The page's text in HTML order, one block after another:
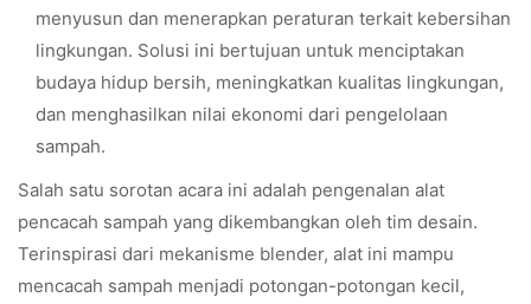
menyusun dan menerapkan peraturan terkait kebersihan
lingkungan. Solusi ini bertujuan untuk menciptakan
budaya hidup bersih, meningkatkan kualitas lingkungan,
dan menghasilkan nilai ekonomi dari pengelolaan
sampah.
Salah satu sorotan acara ini adalah pengenalan alat
pencacah sampah yang dikembangkan oleh tim desain.
Terinspirasi dari mekanisme blender, alat ini mampu
mencacah sampah menjadi potongan-potongan kecil,